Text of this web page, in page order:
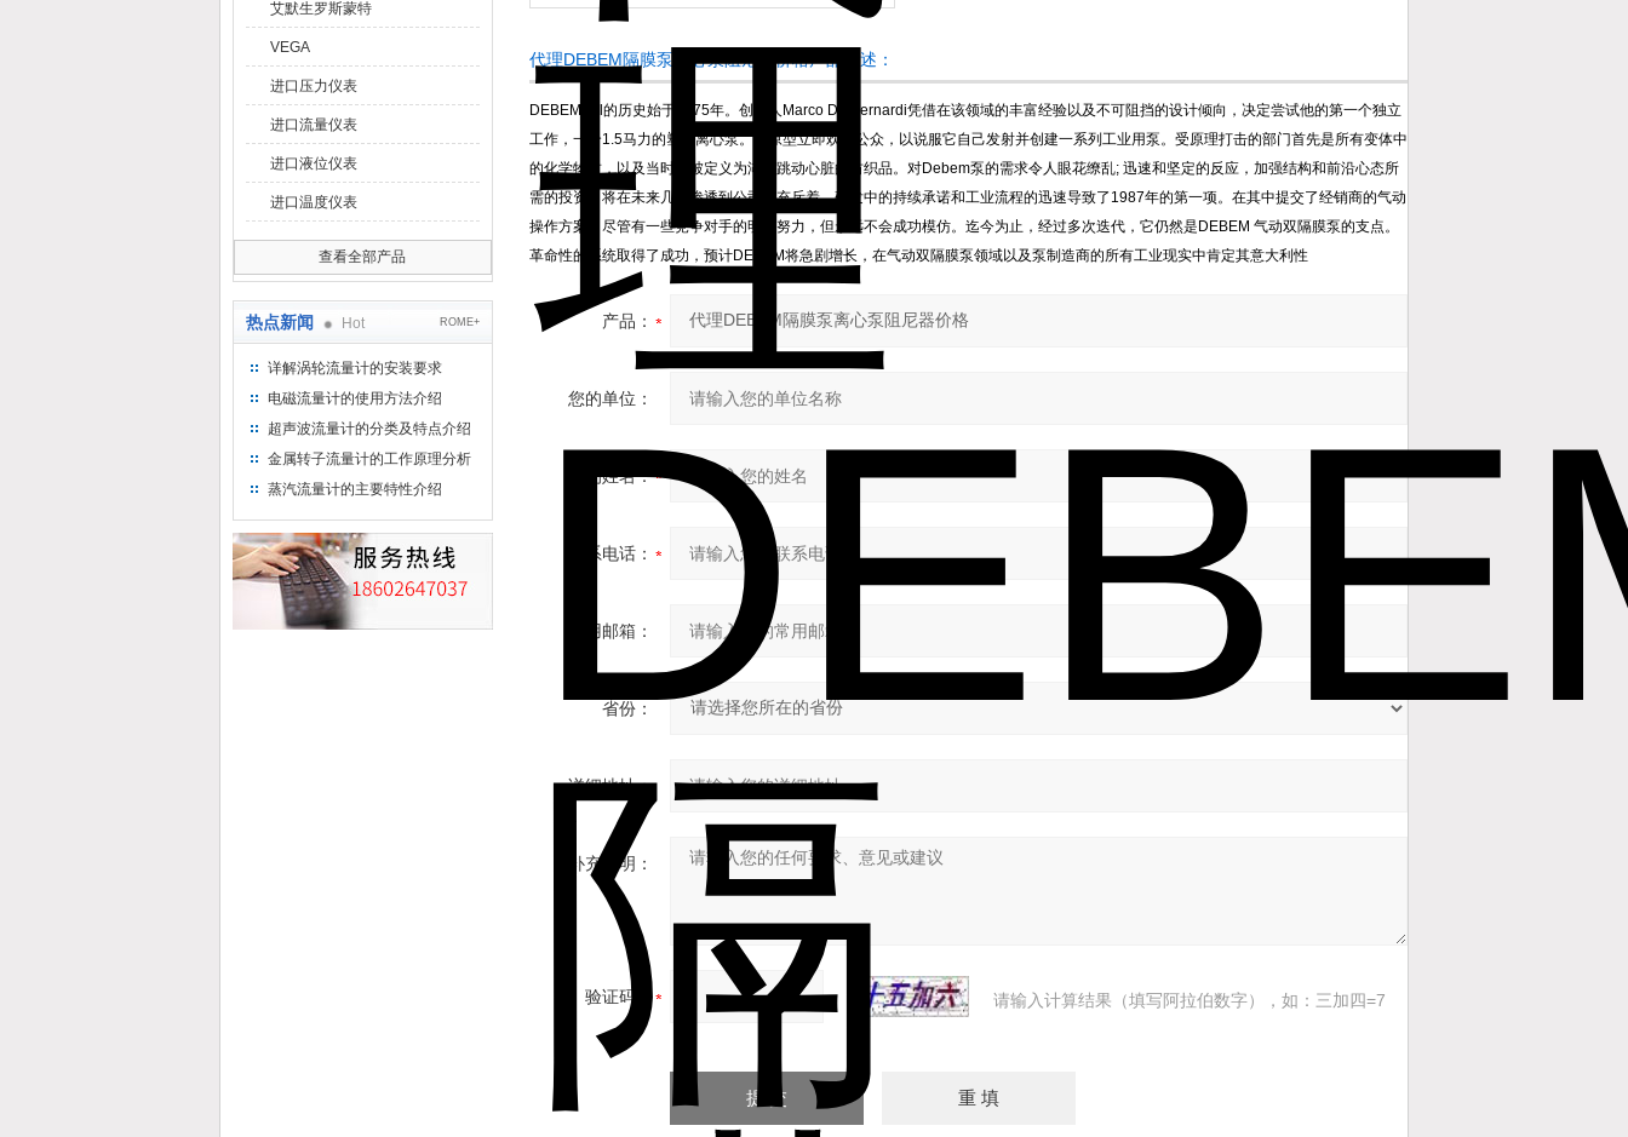
艾默生罗斯蒙特
VEGA
进口压力仪表
进口流量仪表
进口液位仪表
进口温度仪表
查看全部产品
热点新闻 Hot ROME+
详解涡轮流量计的安装要求
电磁流量计的使用方法介绍
超声波流量计的分类及特点介绍
金属转子流量计的工作原理分析
蒸汽流量计的主要特性介绍
代理DEBEM隔膜泵离心泵阻尼器价格产品概述：
DEBEM Srl的历史始于1975年。创始人Marco De Bernardi凭借在该领域的丰富经验以及不可阻挡的设计倾向，决定尝试他的第一个独立
工作，一个1.5马力的塑料离心泵。该原型立即欢迎公众，以说服它自己发射并创建一系列工业用泵。受原理打击的部门首先是所有变体中
的化学物质，以及当时可被定义为湖区跳动心脏的纺织品。对Debem泵的需求令人眼花缭乱; 迅速和坚定的反应，加强结构和前沿心态所
需的投资，将在未来几年渗透到公司，充斥着。研发中的持续承诺和工业流程的迅速导致了1987年的第一项。在其中提交了经销商的气动
操作方案，尽管有一些竞争对手的明显努力，但永远不会成功模仿。迄今为止，经过多次迭代，它仍然是DEBEM 气动双隔膜泵的支点。
革命性的系统取得了成功，预计DEBEM将急剧增长，在气动双隔膜泵领域以及泵制造商的所有工业现实中肯定其意大利性
产品：
您的单位：
您的姓名：
联系电话：
常用邮箱：
省份：
详细地址：
补充说明：
验证码： 请输入计算结果（填写阿拉伯数字），如：三加四=7